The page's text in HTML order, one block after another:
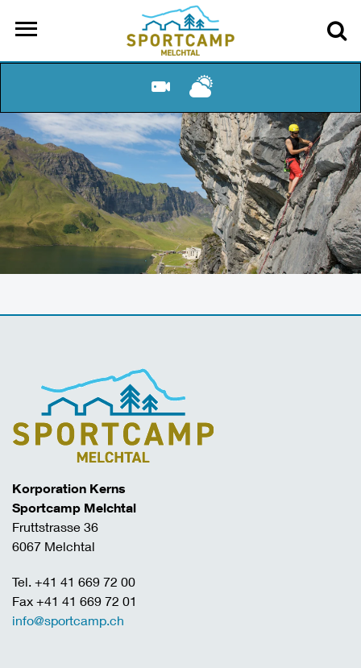
Korporation Kerns
Sportcamp Melchtal
Fruttstrasse 36
6067 Melchtal
Tel. +41 41 669 72 00
Fax +41 41 669 72 01
info@sportcamp.ch